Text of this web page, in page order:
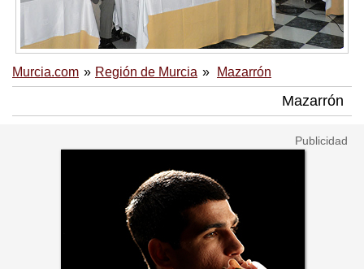
Murcia.com Región de Murcia Mazarrón
Mazarrón